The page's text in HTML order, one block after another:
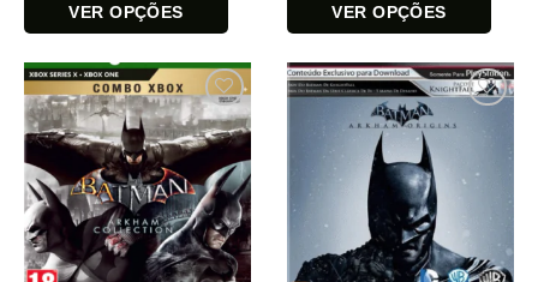
VER OPÇÕES
produto
tem
várias
variantes.
As
opções
podem
ser
escolhidas
VER OPÇÕES
produto
tem
opções
podem
escolhidas